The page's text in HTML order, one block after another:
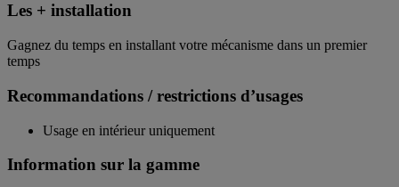
Les + installation
Gagnez du temps en installant votre mécanisme dans un premier
temps
Recommandations / restrictions d’usages
Usage en intérieur uniquement
Information sur la gamme